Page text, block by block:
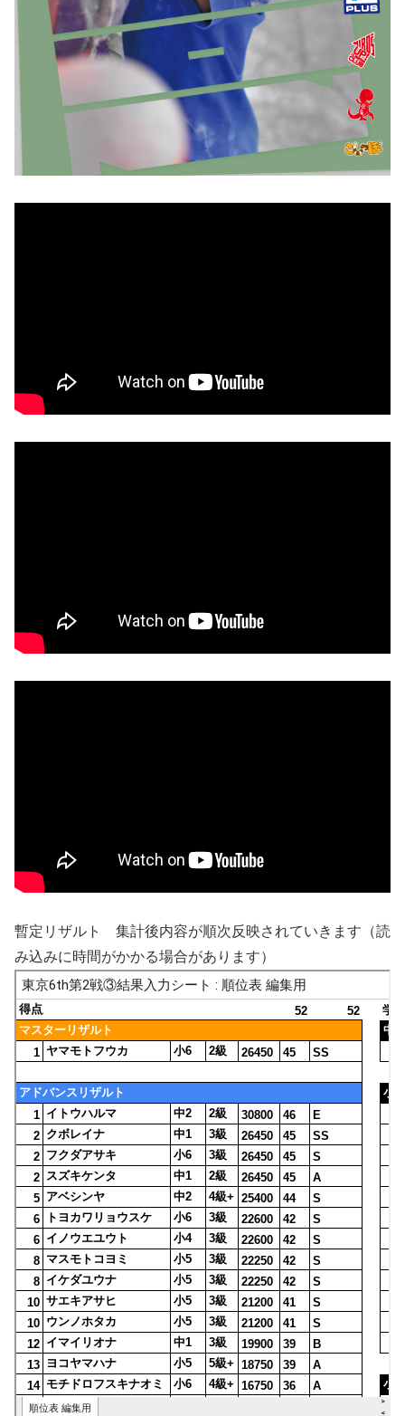
暫定リザルト 集計後内容が順次反映されていきます（読
み込みに時間がかかる場合があります）